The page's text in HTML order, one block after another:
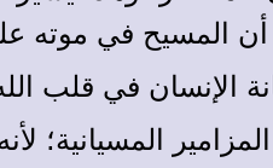
أن المسيح في موته
الإنسان في قلب
المسيانية؛